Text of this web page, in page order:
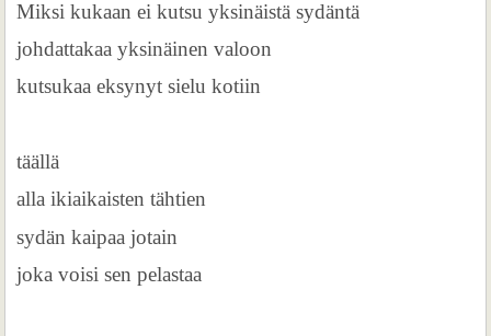
Miksi kukaan ei kutsu yksinäistä sydäntä
johdattakaa yksinäinen valoon
kutsukaa eksynyt sielu kotiin
täällä
alla ikiaikaisten tähtien
sydän kaipaa jotain
joka voisi sen pelastaa